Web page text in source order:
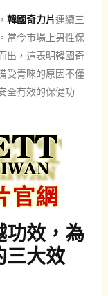
韓國奇力片連續三
當今市場上男性保
出，這表明韓國奇
受青睞的原因不僅
全有效的保健功
功效，為
三大效